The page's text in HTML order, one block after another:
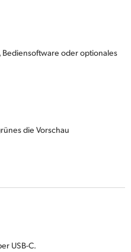
oder optionales
die Vorschau
USB-C.